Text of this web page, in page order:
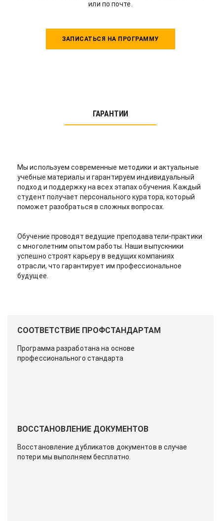
или по почте.
ЗАПИСАТЬСЯ НА ПРОГРАММУ
ГАРАНТИИ
Мы используем современные методики и актуальные
учебные материалы и гарантируем индивидуальный
подход и поддержку на всех этапах обучения. Каждый
студент получает персонального куратора, который
поможет разобраться в сложных вопросах.
Обучение проводят ведущие преподаватели-практики
с многолетним опытом работы. Наши выпускники
успешно строят карьеру в ведущих компаниях
отрасли, что гарантирует им профессиональное
будущее.
СООТВЕТСТВИЕ ПРОФСТАНДАРТАМ
Программа разработана на основе
профессионального стандарта
ВОССТАНОВЛЕНИЕ ДОКУМЕНТОВ
Восстановление дубликатов документов в случае
потери мы выполняем бесплатно.